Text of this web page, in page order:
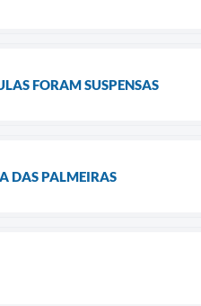
FORAM SUSPENSAS
DAS PALMEIRAS